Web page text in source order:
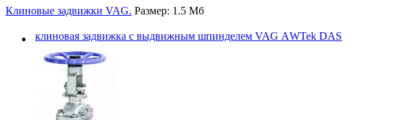
Клиновые задвижки VAG. Размер: 1.5 Мб
клиновая задвижка c выдвижным шпинделем VAG АWTek DAS